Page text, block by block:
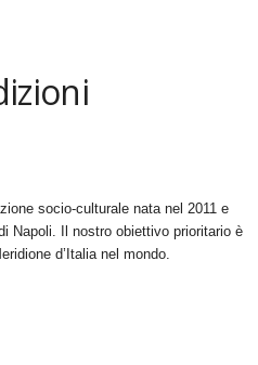
socio-culturale nata nel 2011 e
Napoli. Il nostro obiettivo prioritario è
d’Italia nel mondo.